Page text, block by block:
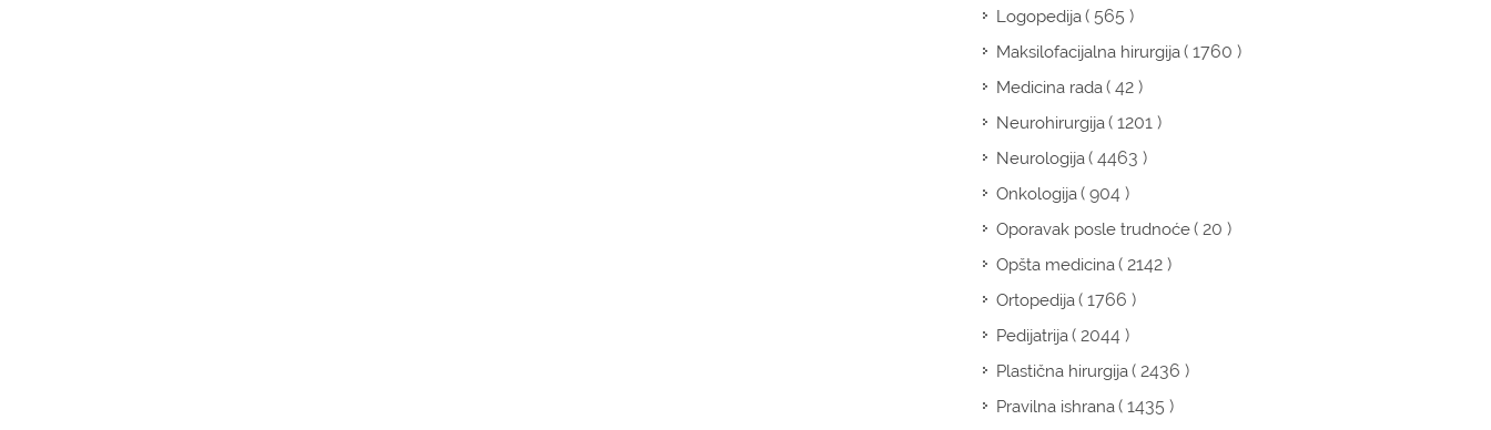
Logopedija( 565 )
Maksilofacijalna hirurgija( 1760 )
Medicina rada( 42 )
Neurohirurgija( 1201 )
Neurologija( 4463 )
Onkologija( 904 )
Oporavak posle trudnoće( 20 )
Opšta medicina( 2142 )
Ortopedija( 1766 )
Pedijatrija( 2044 )
Plastična hirurgija( 2436 )
Pravilna ishrana( 1435 )